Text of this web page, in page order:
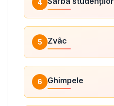
4
5 Zvâc
6 Ghimpele